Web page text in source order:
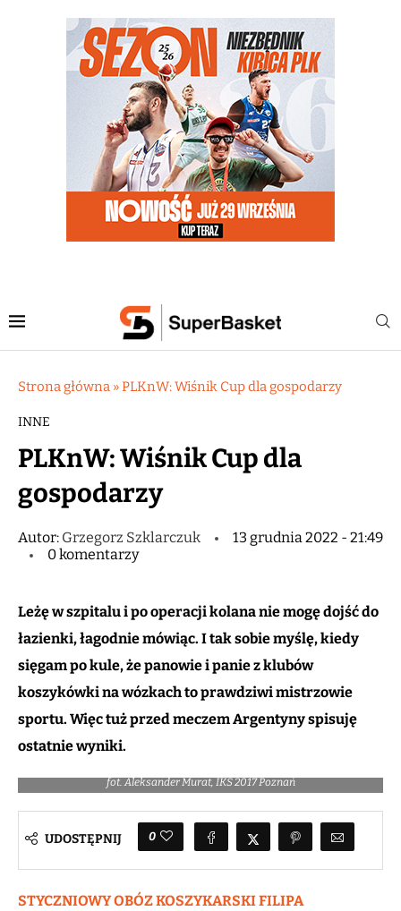
Strona główna »PLKnW: Wiśnik Cup dla gospodarzy
INNE
PLKnW: Wiśnik Cup dla
gospodarzy
Autor: Grzegorz Szklarczuk
13 grudnia 2022 - 21:49
0 komentarzy
Leżę w szpitalu i po operacji kolana nie mogę dojść do
łazienki, łagodnie mówiąc. I tak sobie myślę, kiedy
sięgam po kule, że panowie i panie z klubów
koszykówki na wózkach to prawdziwi mistrzowie
sportu. Więc tuż przed meczem Argentyny spisuję
ostatnie wyniki.
fot. Aleksander Murat, IKS 2017 Poznań
UDOSTĘPNIJ 0
STYCZNIOWY OBÓZ KOSZYKARSKI FILIPA